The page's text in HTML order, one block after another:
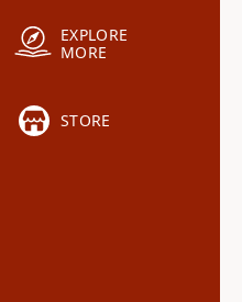
EXPLORE
MORE
STORE